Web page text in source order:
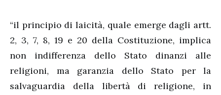
“il principio di laicità, quale emerge dagli artt.
2, 3, 7, 8, 19 e 20 della Costituzione, implica
non indifferenza dello Stato dinanzi alle
religioni, ma garanzia dello Stato per la
salvaguardia della libertà di religione, in